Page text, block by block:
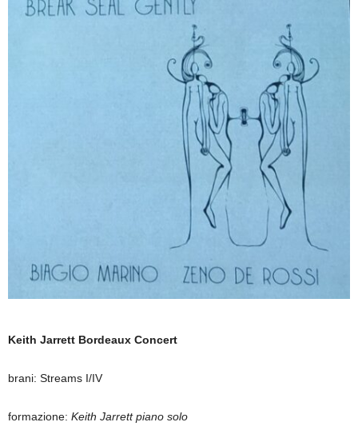
Keith Jarrett Bordeaux Concert
brani: Streams I/IV
formazione: Keith Jarrett piano solo